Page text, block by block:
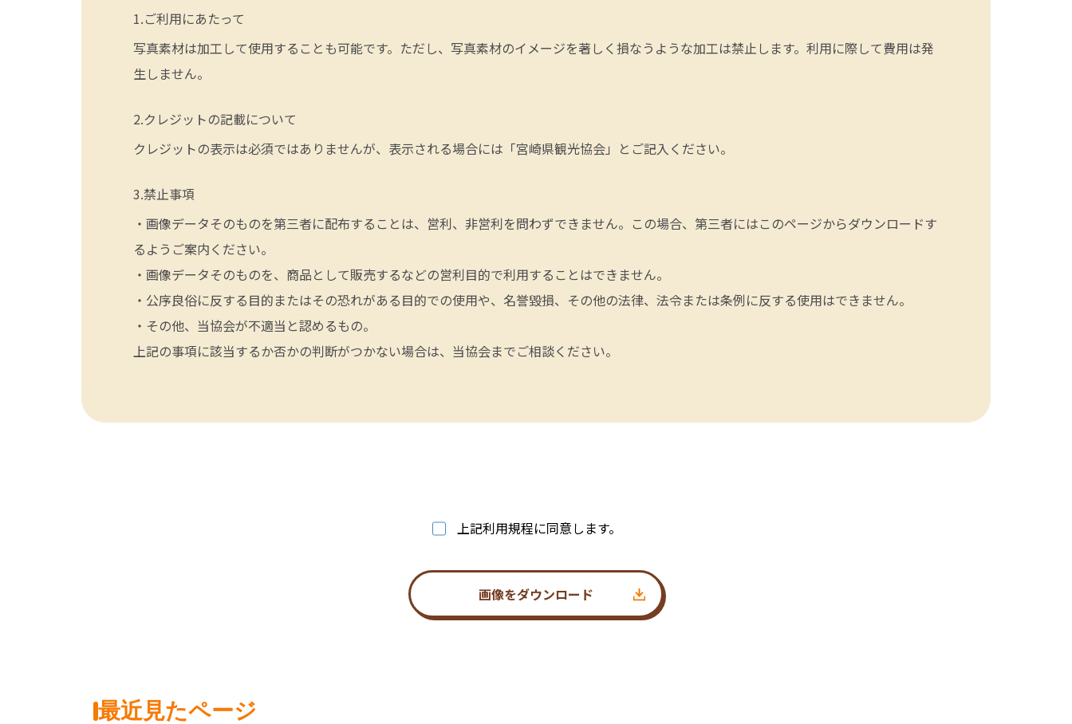
ご利用にあたって
写真素材は加工して使用することも可能です。ただし、写真素材のイメージを著しく損なうような加工は禁止します。利用に際して費用は発
生しません。
クレジットの記載について
クレジットの表示は必須ではありませんが、表示される場合には「宮崎県観光協会」とご記入ください。
禁止事項
・画像データそのものを第三者に配布することは、営利、非営利を問わずできません。この場合、第三者にはこのページからダウンロードす
るようご案内ください。
・画像データそのものを、商品として販売するなどの営利目的で利用することはできません。
・公序良俗に反する目的またはその恐れがある目的での使用や、名誉毀損、その他の法律、法令または条例に反する使用はできません。
・その他、当協会が不適当と認めるもの。
上記の事項に該当するか否かの判断がつかない場合は、当協会までご相談ください。
上記利用規程に同意します。
画像をダウンロード
最近見たページ